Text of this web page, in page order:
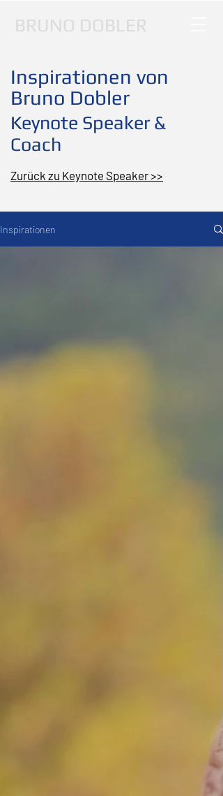
BRUNO DOBLER
Inspirationen von
Bruno Dobler
Keynote Speaker &
Coach
Zurück zu Keynote Speaker >>
Inspirationen